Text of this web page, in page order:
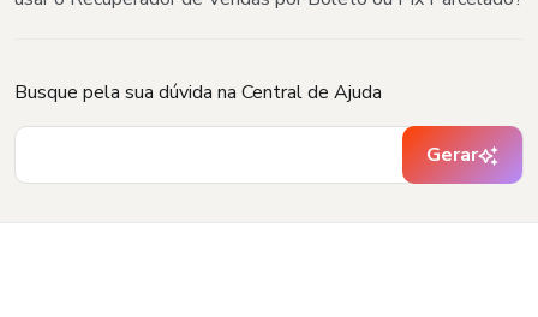
Busque pela sua dúvida na Central de Ajuda
Gerar